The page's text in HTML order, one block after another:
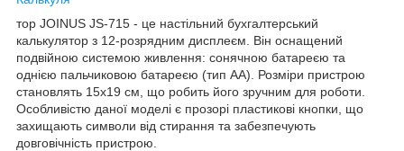
тор JOINUS JS-715 - це настільний бухгалтерський
калькулятор з 12-розрядним дисплеєм. Він оснащений
подвійною системою живлення: сонячною батареєю та
однією пальчиковою батареєю (тип AA). Розміри пристрою
становлять 15х19 см, що робить його зручним для роботи.
Особливістю даної моделі є прозорі пластикові кнопки, що
захищають символи від стирання та забезпечують
довговічність пристрою.